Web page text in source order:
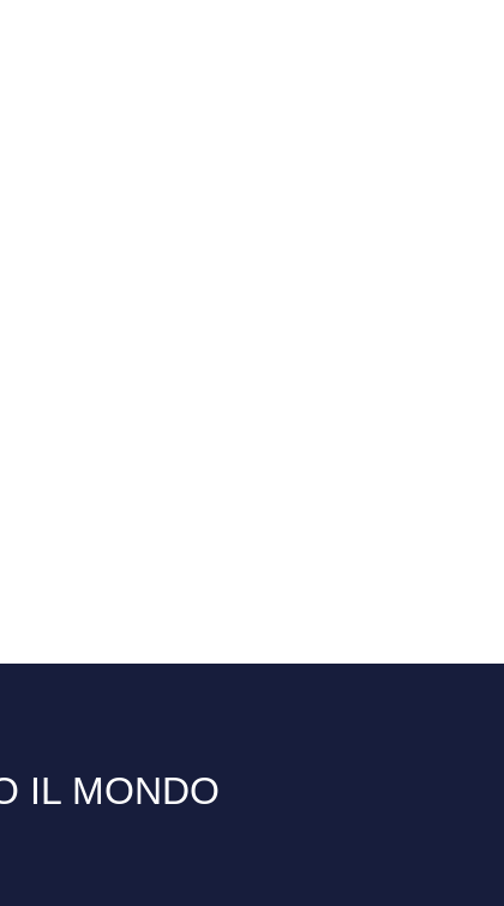
IL MONDO